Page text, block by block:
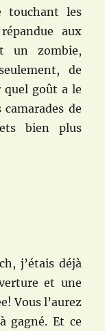
touchant les
aux
un zombie,
de
quel goût a le
de
bien plus
j’étais déjà
et une
Vous l’aurez
gagné. Et ce